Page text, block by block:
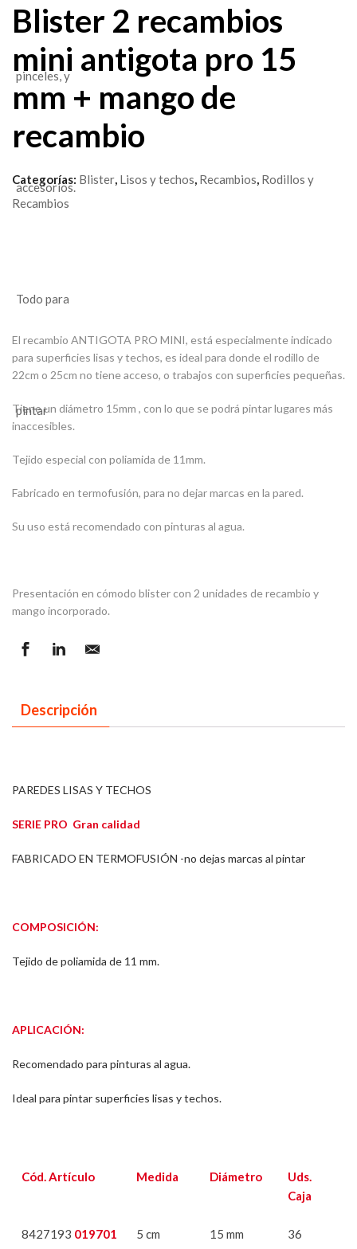
Blister 2 recambios
mini antigota pro 15
mm + mango de
recambio
Categorías: Blister, Lisos y techos, Recambios, Rodillos y
Recambios
El recambio ANTIGOTA PRO MINI, está especialmente indicado
para superficies lisas y techos, es ideal para donde el rodillo de
22cm o 25cm no tiene acceso, o trabajos con superficies pequeñas.
Tiene un diámetro 15mm , con lo que se podrá pintar lugares más
inaccesibles.
Tejido especial con poliamida de 11mm.
Fabricado en termofusión, para no dejar marcas en la pared.
Su uso está recomendado con pinturas al agua.
Presentación en cómodo blister con 2 unidades de recambio y
mango incorporado.
Descripción
PAREDES LISAS Y TECHOS
SERIE PRO Gran calidad
FABRICADO EN TERMOFUSIÓN -no dejas marcas al pintar
COMPOSICIÓN:
Tejido de poliamida de 11 mm.
APLICACIÓN:
Recomendado para pinturas al agua.
Ideal para pintar superficies lisas y techos.
Cód. Artículo Medida Diámetro
Uds.
Caja
8427193 019701 5 cm 15 mm 36